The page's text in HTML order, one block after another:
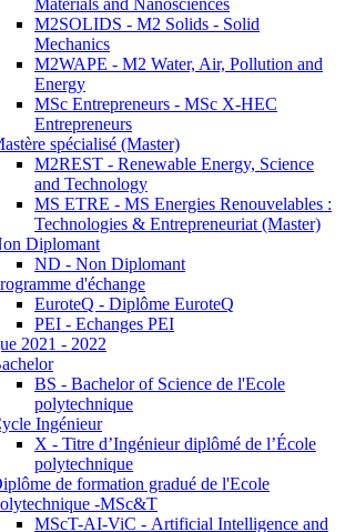
Materials and Nanosciences
M2SOLIDS - M2 Solids - Solid
Mechanics
M2WAPE - M2 Water, Air, Pollution and
Energy
MSc Entrepreneurs - MSc X-HEC
Entrepreneurs
spécialisé (Master)
M2REST - Renewable Energy, Science
and Technology
MS ETRE - MS Energies Renouvelables :
Technologies & Entrepreneuriat (Master)
Diplomant
ND - Non Diplomant
d'échange
EuroteQ - Diplôme EuroteQ
PEI - Echanges PEI
2021 - 2022
BS - Bachelor of Science de l'Ecole
polytechnique
Ingénieur
X - Titre d’Ingénieur diplômé de l’École
polytechnique
de formation gradué de l'Ecole
-MSc&T
MScT-AI-ViC - Artificial Intelligence and